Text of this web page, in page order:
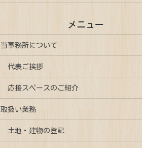
メニュー
当事務所について
代表ご挨拶
応接スペースのご紹介
取扱い業務
土地・建物の登記